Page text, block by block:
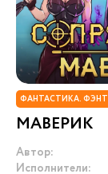
ФАНТАСТИКА.
МАВЕРИК
Автор:
Исполнители: